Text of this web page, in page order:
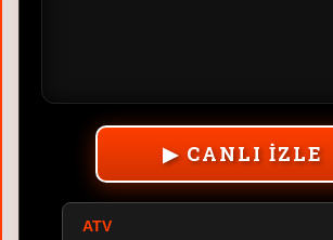
▶ CANLI İZLE
A2 TV